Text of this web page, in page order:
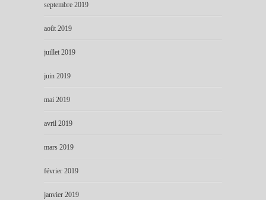
septembre 2019
août 2019
juillet 2019
juin 2019
mai 2019
avril 2019
mars 2019
février 2019
janvier 2019